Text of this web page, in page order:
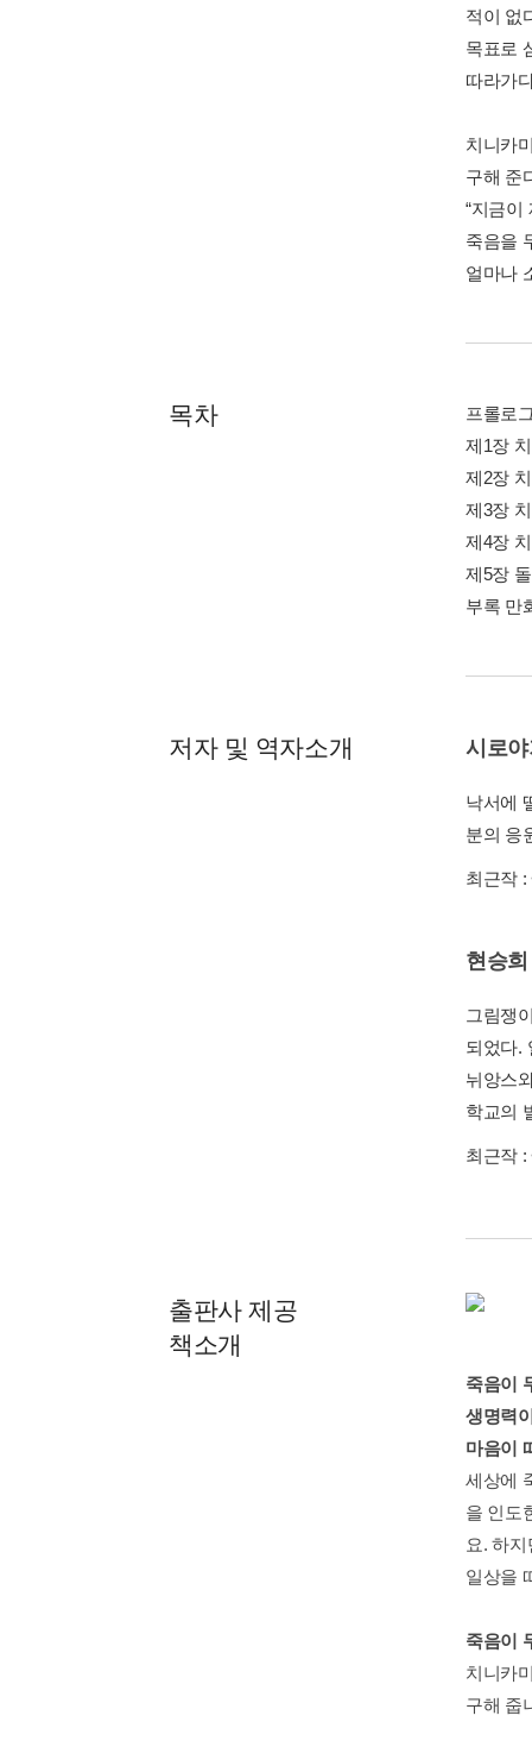
적이 없
목표로
따라가
치니카
구해 준
“지금이
죽음을
얼마나
목차
프롤로
제1장
제2장
제3장
제4장
제5장
부록 만
저자 및 역자소개 시로
낙서에
분의 응
최근작 :
현승희
그림쟁
되었다.
뉘앙스
학교의
최근작 :
출판사 제공
책소개
죽음이
생명력
마음이
세상에
을 인도
요. 하
일상을
죽음이
치니카
구해 줍